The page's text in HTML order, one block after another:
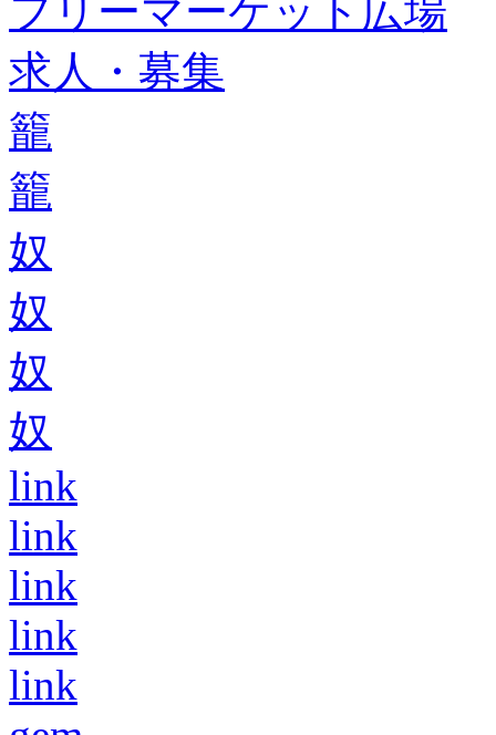
フリーマーケット広場
求人・募集
籠
籠
奴
奴
奴
奴
link
link
link
link
link